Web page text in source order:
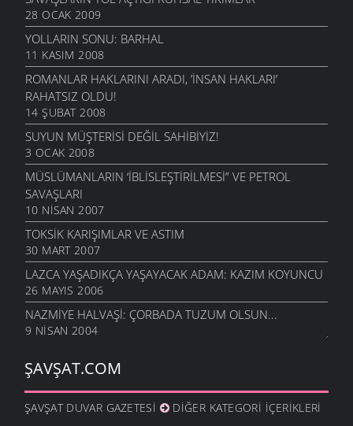
28 OCAK 2009
YOLLARIN SONU: BARHAL
11 KASIM 2008
ROMANLAR HAKLARINI ARADI, ’İNSAN HAKLARI’
RAHATSIZ OLDU!
14 ŞUBAT 2008
SUYUN MÜŞTERISI DEĞIL SAHIBIYIZ!
3 OCAK 2008
MÜSLÜMANLARIN ‘IBLISLEŞTIRILMESI” VE PETROL
SAVAŞLARI
10 NISAN 2007
TOKSIK KARIŞIMLAR VE ASTIM
30 MART 2007
LAZCA YAŞADIKÇA YAŞAYACAK ADAM: KAZIM KOYUNCU
26 MAYIS 2006
NAZMIYE HALVAŞI: ÇORBADA TUZUM OLSUN...
9 NISAN 2004
ŞAVŞAT.COM
ŞAVŞAT DUVAR GAZETESI DIĞER KATEGORI İÇERIKLERI